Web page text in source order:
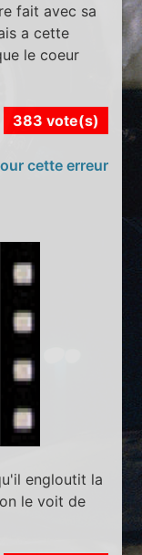
fait avec sa
a cette
le coeur
383 vote(s)
cette erreur
engloutit la
le voit de